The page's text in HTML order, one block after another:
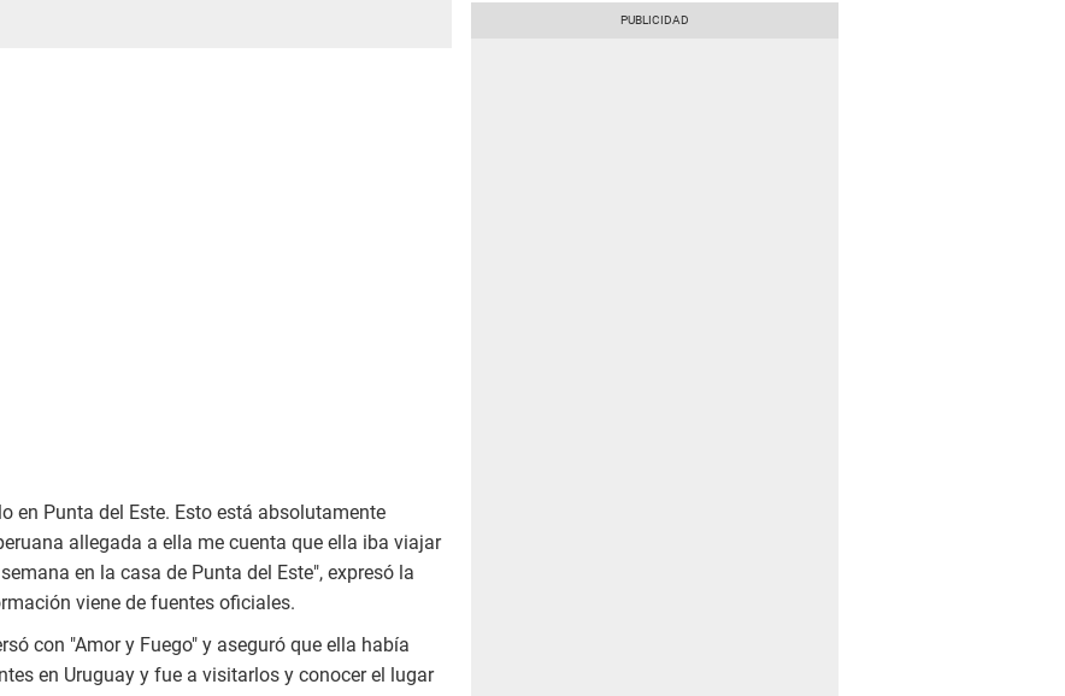
en Punta del Este. Esto está absolutamente
allegada a ella me cuenta que ella iba viajar
en la casa de Punta del Este", expresó la
viene de fuentes oficiales.
con "Amor y Fuego" y aseguró que ella había
en Uruguay y fue a visitarlos y conocer el lugar